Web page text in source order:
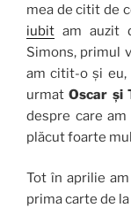
mea de citit de
iubit am auzit
Simons, primul
am citit-o și eu,
urmatOscar și
despre care
plăcut foarte
Tot în aprilie
prima carte de